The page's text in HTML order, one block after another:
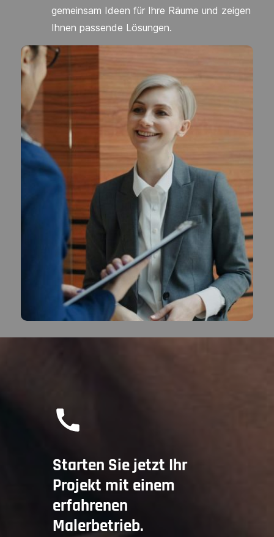
gemeinsam Ideen für Ihre Räume und zeigen
Ihnen passende Lösungen.
Starten Sie jetzt Ihr
Projekt mit einem
erfahrenen
Malerbetrieb.